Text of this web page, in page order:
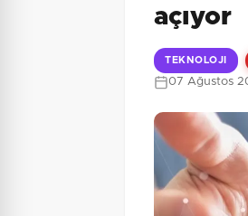
açıyor
TEKNOLOJI
07 Ağustos